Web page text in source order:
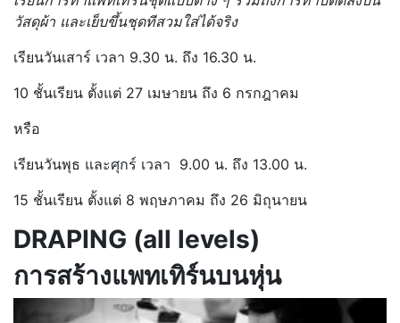
วัสดุผ้า และเย็บขึ้นชุดทีสวมใส่ได้จริง
เรียนวันเสาร์ เวลา 9.30 น. ถึง 16.30 น.
10 ชั้นเรียน ตั้งแต่ 27 เมษายน ถึง 6 กรกฎาคม
หรือ
เรียนวันพุธ และศุกร์ เวลา 9.00 น. ถึง 13.00 น.
15 ชั้นเรียน ตั้งแต่ 8 พฤษภาคม ถึง 26 มิถุนายน
DRAPING (all levels)
การสร้างแพทเทิร์นบนหุ่น